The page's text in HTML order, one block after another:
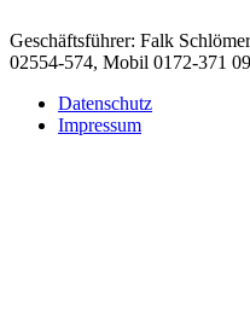
Geschäftsführer: Falk
02554-574, Mobil 0172-371
Datenschutz
Impressum